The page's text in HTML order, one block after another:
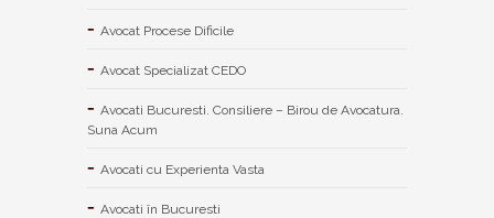
Avocat Procese Dificile
Avocat Specializat CEDO
Avocati Bucuresti. Consiliere – Birou de Avocatura.
Suna Acum
Avocati cu Experienta Vasta
Avocati în Bucuresti